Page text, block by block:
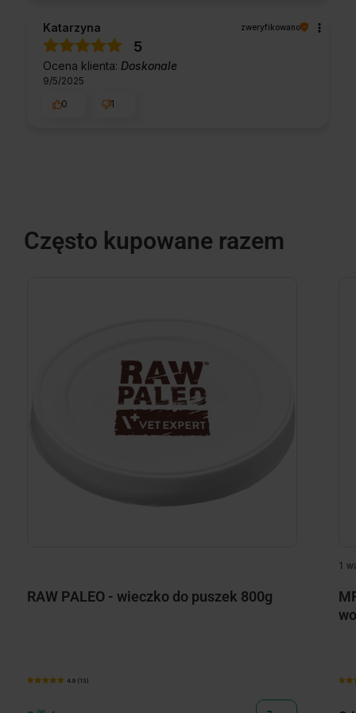
Katarzyna zweryfikowano
5
Ocena klienta: Doskonale
9/5/2025
0
1
Często kupowane razem
RAW PALEO - wieczko do puszek 800g
4.9 (13)
1